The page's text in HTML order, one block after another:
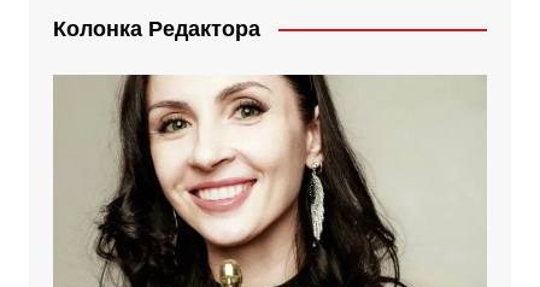
Колонка Редактора